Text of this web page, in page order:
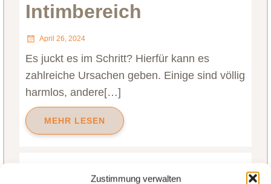
Zustimmung verwalten
Intimbereich
April 26, 2024
Es juckt es im Schritt? Hierfür kann es
zahlreiche Ursachen geben. Einige sind völlig
harmlos, andere[…]
MEHR LESEN